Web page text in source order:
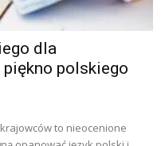
dla
polskiego
to nieocenione